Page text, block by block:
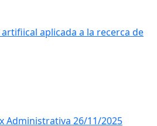
aplicada a la recerca de
Administrativa 26/11/2025